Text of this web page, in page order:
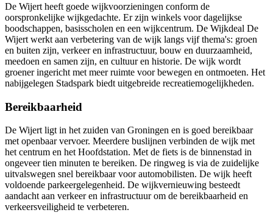
De Wijert heeft goede wijkvoorzieningen conform de
oorspronkelijke wijkgedachte. Er zijn winkels voor dagelijkse
boodschappen, basisscholen en een wijkcentrum. De Wijkdeal De
Wijert werkt aan verbetering van de wijk langs vijf thema's: groen
en buiten zijn, verkeer en infrastructuur, bouw en duurzaamheid,
meedoen en samen zijn, en cultuur en historie. De wijk wordt
groener ingericht met meer ruimte voor bewegen en ontmoeten. Het
nabijgelegen Stadspark biedt uitgebreide recreatiemogelijkheden.
Bereikbaarheid
De Wijert ligt in het zuiden van Groningen en is goed bereikbaar
met openbaar vervoer. Meerdere buslijnen verbinden de wijk met
het centrum en het Hoofdstation. Met de fiets is de binnenstad in
ongeveer tien minuten te bereiken. De ringweg is via de zuidelijke
uitvalswegen snel bereikbaar voor automobilisten. De wijk heeft
voldoende parkeergelegenheid. De wijkvernieuwing besteedt
aandacht aan verkeer en infrastructuur om de bereikbaarheid en
verkeersveiligheid te verbeteren.